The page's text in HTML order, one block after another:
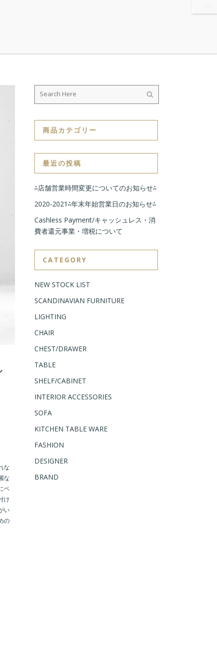
な
な
ベ
け
い
の
商品カテゴリー
最近の投稿
⁂店舗営業時間変更についてのお知らせ⁂
2020-2021⁂年末年始営業日のお知らせ⁂
Cashless Payment/キャッシュレス・消
費者還元事業・増税について
CATEGORY
NEW STOCK LIST
SCANDINAVIAN FURNITURE
LIGHTING
CHAIR
CHEST/DRAWER
TABLE
SHELF/CABINET
INTERIOR ACCESSORIES
SOFA
KITCHEN TABLE WARE
FASHION
DESIGNER
BRAND